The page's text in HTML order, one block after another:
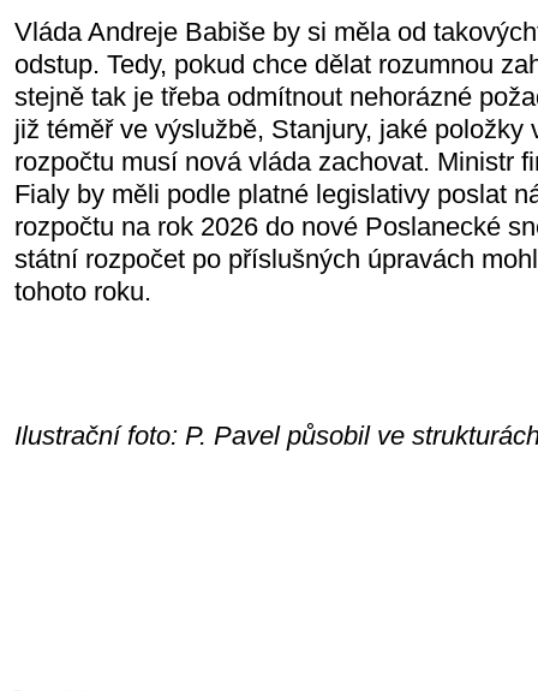
Vláda Andreje Babiše by si měla od
odstup. Tedy, pokud chce dělat rozumnou
stejně tak je třeba odmítnout nehorázné
již téměř ve výslužbě, Stanjury, jaké položky
rozpočtu musí nová vláda zachovat. Ministr
Fialy by měli podle platné legislativy poslat
rozpočtu na rok 2026 do nové Poslanecké
státní rozpočet po příslušných úpravách
tohoto roku.
Ilustrační foto: P. Pavel působil ve